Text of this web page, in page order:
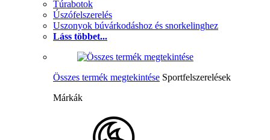
Túrabotok
Úszófelszerelés
Uszonyok búvárkodáshoz és snorkelinghez
Láss többet...
Összes termék megtekintése Sportfelszerelések
Márkák